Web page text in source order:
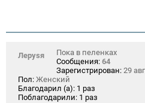
Лeрysя
Пока в пеленках
Сообщения: 64
Зарегистрирован: 29
Пол: Женский
Благодарил (а): 1 раз
Поблагодарили: 1 раз